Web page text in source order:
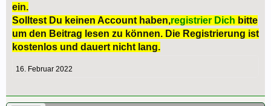
ein.
Solltest Du keinen Account haben,registrier Dich bitte
um den Beitrag lesen zu können. Die Registrierung ist
kostenlos und dauert nicht lang.
16. Februar 2022